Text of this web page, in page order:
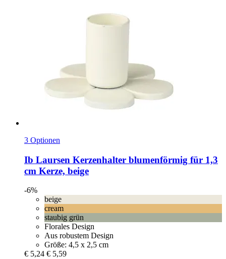
3 Optionen
Ib Laursen Kerzenhalter blumenförmig für 1,3
cm Kerze, beige
-6%
beige
cream
staubig grün
Florales Design
Aus robustem Design
Größe: 4,5 x 2,5 cm
€ 5,24 € 5,59